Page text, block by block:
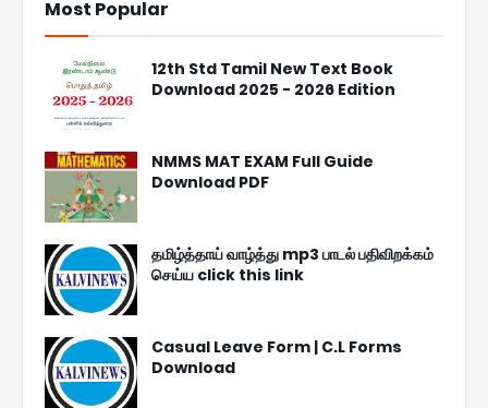
Most Popular
12th Std Tamil New Text Book
Download 2025 - 2026 Edition
NMMS MAT EXAM Full Guide
Download PDF
தமிழ்த்தாய் வாழ்த்து mp3 பாடல் பதிவிறக்கம்
செய்ய click this link
Casual Leave Form | C.L Forms
Download